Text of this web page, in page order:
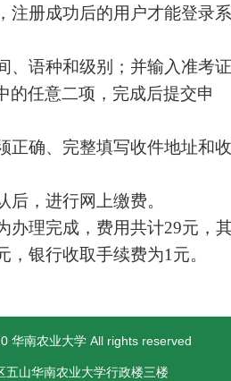
注册成功后的用户才能登录系
、语种和级别；并输入准考证
的任意二项，完成后提交申
正确、完整填写收件地址和收
后，进行网上缴费。
办理完成，费用共计29元，
，银行收取手续费为1元。
华南农业大学 All rights reserved
五山华南农业大学行政楼三楼